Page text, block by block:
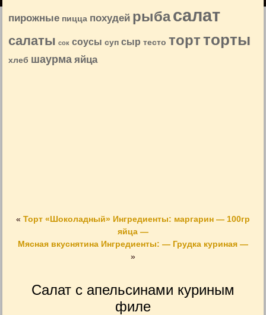
пирожные пицца похудей рыбасалат
салаты сок соусы суп сыр тесто торт торты
хлеб шаурма яйца
« Торт «Шоколадный» Ингредиенты: маргарин — 100гр
яйца —
Мясная вкуснятина Ингредиенты: — Грудка куриная —
»
Салат с апельсинами куриным
филе